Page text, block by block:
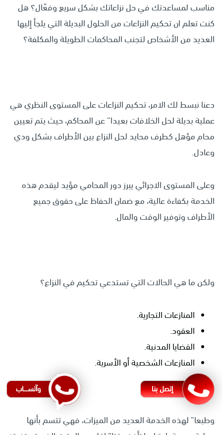
مناسب لمساعدتك في حل نزاعاتك بشكل سريع وفعّال؟ هل
كنت تعلم ان تحكيم النزاعات من الحلول البديلة التي يلجأ إليها
العديد من الأشخاص لتجنب المحاكمات الطويلة والمكلفة؟
دعنا نبسط لك الامر، تحكيم النزاعات على المستوى النظري هي
عملية بديلة لحل الخلافات بعيدا” عن المحاكم، حيث يتم تعيين
محام مؤهل كطرف محايد لحل النزاع بين الأطراف بشكل ودي
وعادل.
وعلى المستوى الاجرائي يبرز دور المحامي مؤيد ليقدم هذه
الخدمة بكفاءة عالية، مع ضمان الحفاظ على حقوق جميع
الأطراف وتوفير الوقت والمال.
ولكن ما هي الحالات التي تستدعي تحكيم في النزاع؟
المنازعات التجارية.
العقود.
القضايا المدنية.
المنازعات الشخصية أو الأسرية.
وطبعا” لهذه الخدمة العديد من الميزات، فهي تتسم بأنها
إتصل بنا وآتســــاب